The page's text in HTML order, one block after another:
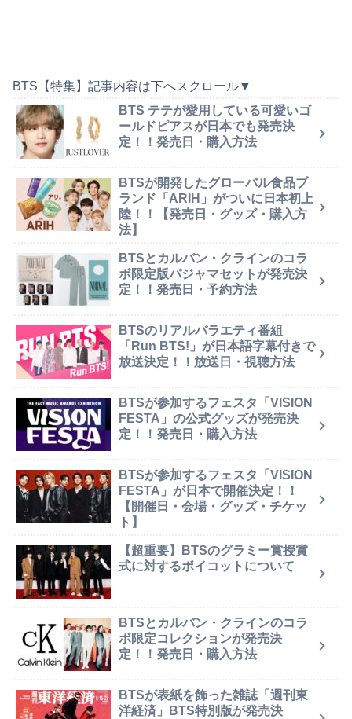
BTS【特集】記事内容は下へスクロール▼
BTS テテが愛用している可愛いゴ
ールドピアスが日本でも発売決
定！！発売日・購入方法
BTSが開発したグローバル食品ブ
ランド「ARIH」がついに日本初上
陸！！【発売日・グッズ・購入方
法】
BTSとカルバン・クラインのコラ
ボ限定版パジャマセットが発売決
定！！発売日・予約方法
BTSのリアルバラエティ番組
「Run BTS!」が日本語字幕付きで
放送決定！！放送日・視聴方法
BTSが参加するフェスタ「VISION
FESTA」の公式グッズが発売決
定！！発売日・購入方法
BTSが参加するフェスタ「VISION
FESTA」が日本で開催決定！！
【開催日・会場・グッズ・チケッ
ト】
【超重要】BTSのグラミー賞授賞
式に対するボイコットについて
BTSとカルバン・クラインのコラ
ボ限定コレクションが発売決
定！！発売日・購入方法
BTSが表紙を飾った雑誌「週刊東
洋経済」BTS特別版が発売決